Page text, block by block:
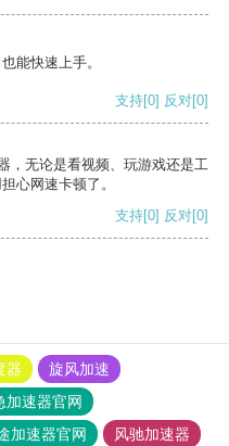
能快速上手。
支持[0] 反对[0]
，无论是看视频、玩游戏还是工
心网速卡顿了。
支持[0] 反对[0]
器
旋风加速
加速器官网
加速器官网
风驰加速器